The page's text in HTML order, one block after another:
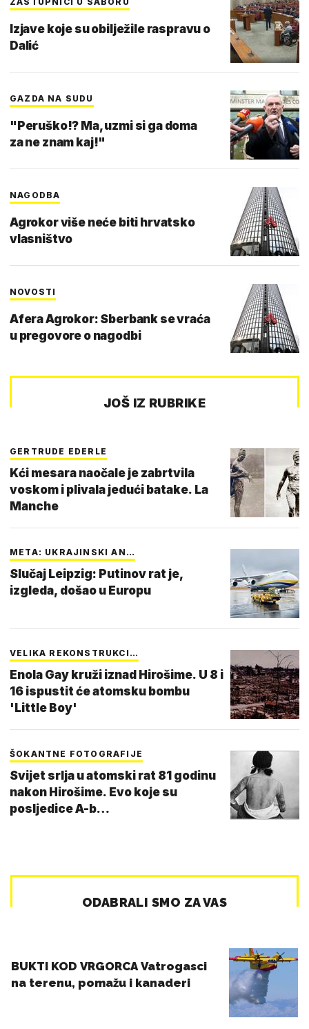
Izjave koje su obilježile raspravu o
Dalić
GAZDA NA SUDU
"Peruško!? Ma, uzmi si ga doma
za ne znam kaj!"
NAGODBA
Agrokor više neće biti hrvatsko
vlasništvo
NOVOSTI
Afera Agrokor: Sberbank se vraća
u pregovore o nagodbi
JOŠ IZ RUBRIKE
GERTRUDE EDERLE
Kći mesara naočale je zabrtvila
voskom i plivala jedući batake. La
Manche
META: UKRAJINSKI AN…
Slučaj Leipzig: Putinov rat je,
izgleda, došao u Europu
VELIKA REKONSTRUKCI…
Enola Gay kruži iznad Hirošime. U 8 i
16 ispustit će atomsku bombu
'Little Boy'
ŠOKANTNE FOTOGRAFIJE
Svijet srlja u atomski rat 81 godinu
nakon Hirošime. Evo koje su
posljedice A-b…